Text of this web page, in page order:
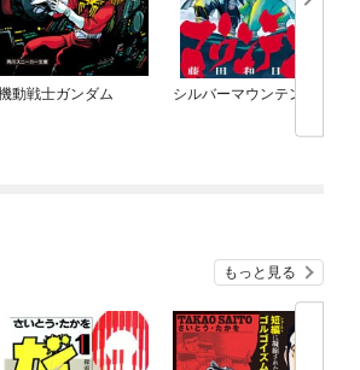
動戦士ガンダム シルバーマウンテン
もっと見る